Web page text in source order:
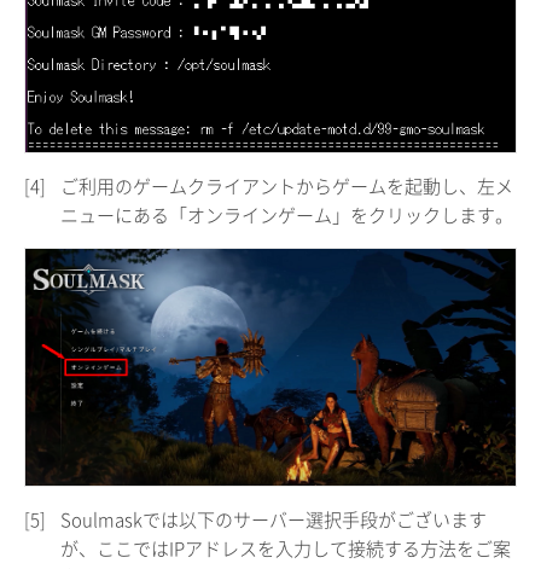
[4]
ご利用のゲームクライアントからゲームを起動し、左メ
ニューにある「オンラインゲーム」をクリックします。
[5]
Soulmaskでは以下のサーバー選択手段がございます
が、ここではIPアドレスを入力して接続する方法をご案